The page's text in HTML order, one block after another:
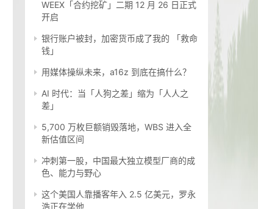
WEEX「合约挖矿」二期 12 月 26 日正式
开启
银行账户被封，加密货币成了我的 「救命
钱」
用媒体操纵未来，a16z 到底在搞什么？
AI 时代：当「人狗之差」缩为「人人之
差」
5,700 万枚巨额销毁落地，WBS 进入全
新估值区间
冲刺第一股，中国最大独立模型厂商的成
色、能力与野心
这个美国人靠播客年入 2.5 亿美元，罗永
浩正在学他